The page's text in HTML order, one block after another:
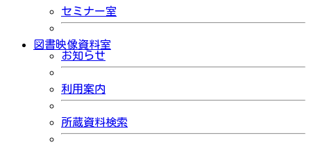
セミナー室
図書映像資料室
お知らせ
利用案内
所蔵資料検索